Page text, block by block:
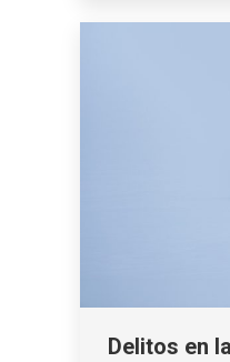
Delitos en